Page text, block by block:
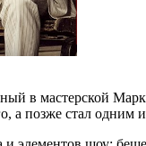
в мастерской
а позже стал